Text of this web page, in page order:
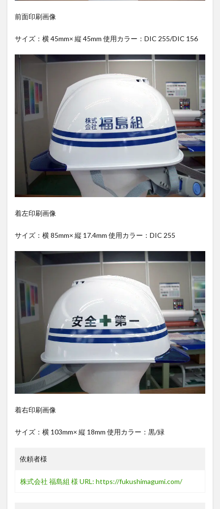
前面印刷画像
サイズ：横 45mm× 縦 45mm 使用カラー：DIC 255/DIC 156
着左印刷画像
サイズ：横 85mm× 縦 17.4mm 使用カラー：DIC 255
着右印刷画像
サイズ：横 103mm× 縦 18mm 使用カラー：黒/緑
依頼者様
株式会社 福島組 様 URL: https://fukushimagumi.com/